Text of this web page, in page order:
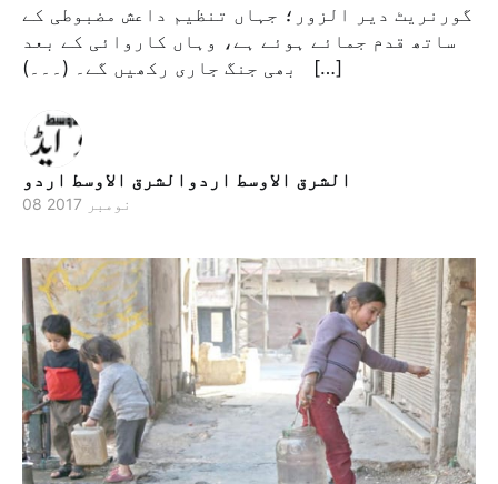
گورنریٹ دیر الزور؛ جہاں تنظیم داعش مضبوطی کے
ساتھ قدم جمائے ہوئے ہے، وہاں کاروائی کے بعد
بھی جنگ جاری رکھیں گے۔ (۔۔۔) […]
الشرق الاوسط اردوالشرق الاوسط اردو
08 نومبر 2017